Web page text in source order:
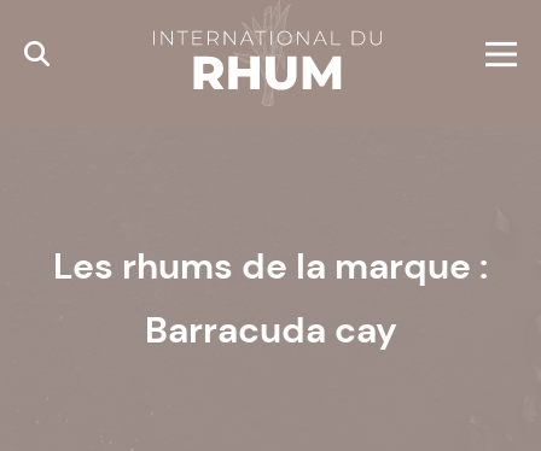
Les rhums de la marque :
Barracuda cay
Cookies management panel